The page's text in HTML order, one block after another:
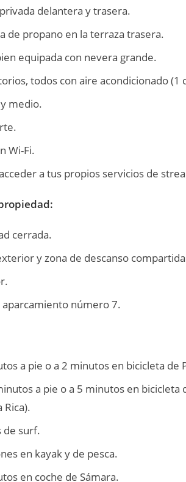
delantera y trasera.
de propano en la terraza trasera.
equipada con nevera grande.
todos con aire acondicionado (1
medio.
Wi-Fi.
a tus propios servicios de
cerrada.
y zona de descanso
aparcamiento número 7.
a pie o a 2 minutos en bicicleta de
a pie o a 5 minutos en bicicleta
Rica).
de surf.
en kayak y de pesca.
en coche de Sámara.